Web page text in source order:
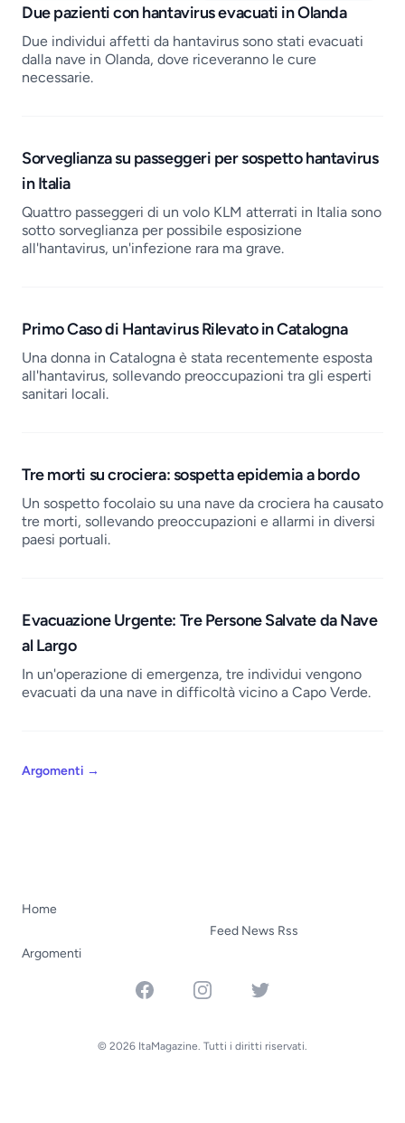
Job openings
Due pazienti con hantavirus evacuati in Olanda
Due individui affetti da hantavirus sono stati evacuati
dalla nave in Olanda, dove riceveranno le cure
necessarie.
Sorveglianza su passeggeri per sospetto hantavirus
in Italia
Quattro passeggeri di un volo KLM atterrati in Italia sono
sotto sorveglianza per possibile esposizione
all'hantavirus, un'infezione rara ma grave.
Primo Caso di Hantavirus Rilevato in Catalogna
Una donna in Catalogna è stata recentemente esposta
all'hantavirus, sollevando preoccupazioni tra gli esperti
sanitari locali.
Tre morti su crociera: sospetta epidemia a bordo
Un sospetto focolaio su una nave da crociera ha causato
tre morti, sollevando preoccupazioni e allarmi in diversi
paesi portuali.
Evacuazione Urgente: Tre Persone Salvate da Nave
al Largo
In un'operazione di emergenza, tre individui vengono
evacuati da una nave in difficoltà vicino a Capo Verde.
Argomenti →
Home
Argomenti
Feed News Rss
FacebookInstagramTwitter
© 2026 ItaMagazine. Tutti i diritti riservati.